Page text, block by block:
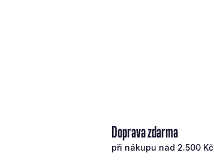
Doprava zdarma
při nákupu nad 2.500 Kč